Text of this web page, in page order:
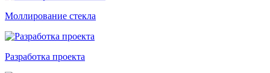
Моллирование стекла
Разработка проекта